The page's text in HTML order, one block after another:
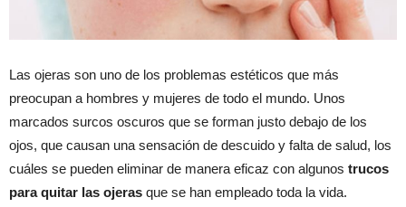
Las ojeras son uno de los problemas estéticos que más
preocupan a hombres y mujeres de todo el mundo. Unos
marcados surcos oscuros que se forman justo debajo de los
ojos, que causan una sensación de descuido y falta de salud, los
cuáles se pueden eliminar de manera eficaz con algunos trucos
para quitar las ojeras que se han empleado toda la vida.